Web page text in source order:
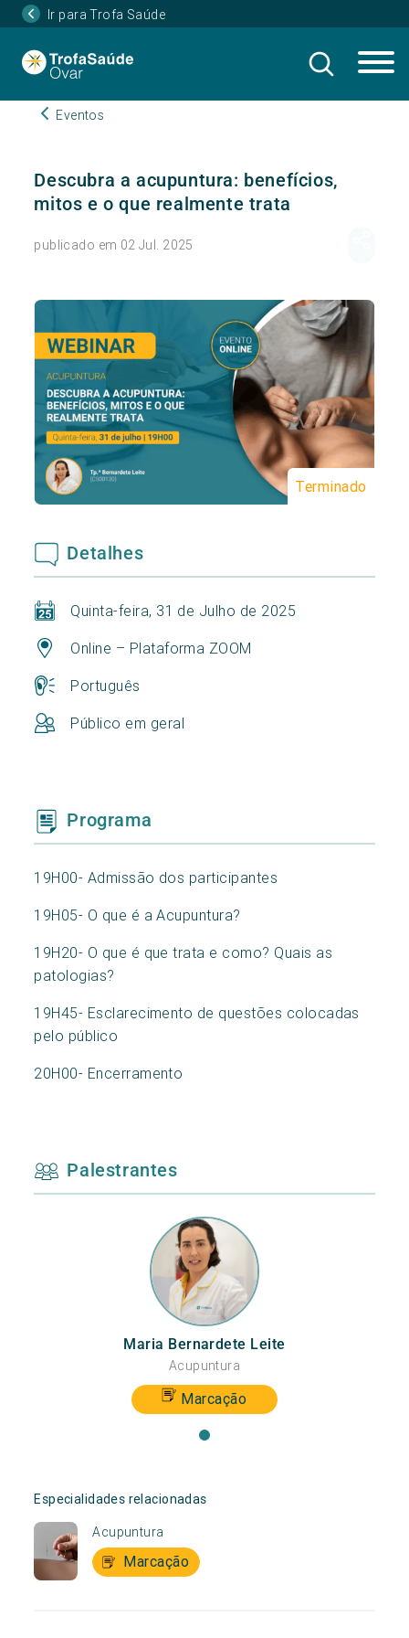
Ir para Trofa Saúde
Eventos
Descubra a acupuntura: benefícios,
mitos e o que realmente trata
publicado em 02 Jul. 2025
Terminado
Detalhes
Quinta-feira, 31 de Julho de 2025
Online – Plataforma ZOOM
Português
Público em geral
Programa
19H00- Admissão dos participantes
19H05- O que é a Acupuntura?
19H20- O que é que trata e como? Quais as
patologias?
19H45- Esclarecimento de questões colocadas
pelo público
20H00- Encerramento
Palestrantes
Maria Bernardete Leite
Acupuntura
Marcação
Especialidades relacionadas
Acupuntura
Marcação